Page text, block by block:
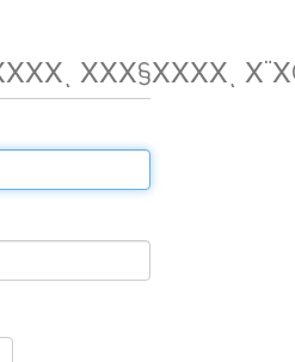
ΧΧΧ§ΧΧΧΧͺ